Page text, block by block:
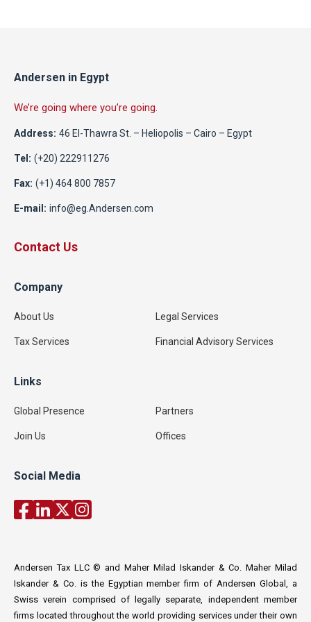
Andersen in Egypt
We’re going where you’re going.
Address: 46 El-Thawra St. – Heliopolis – Cairo – Egypt
Tel: (+20) 222911276
Fax: (+1) 464 800 7857
E-mail: info@eg.Andersen.com
Contact Us
Company
About Us Legal Services
Tax Services Financial Advisory Services
Links
Global Presence Partners
Join Us Offices
Social Media
Andersen Tax LLC © and Maher Milad Iskander & Co. Maher Milad
Iskander & Co. is the Egyptian member firm of Andersen Global, a
Swiss verein comprised of legally separate, independent member
firms located throughout the world providing services under their own